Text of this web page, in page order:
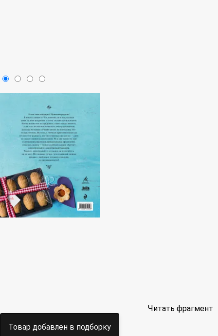
Читать фрагмент
Товар добавлен в подборку